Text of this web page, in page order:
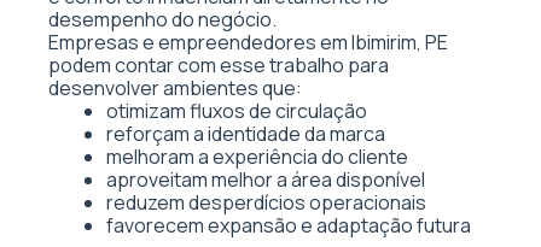
desempenho do negócio.
Empresas e empreendedores em Ibimirim, PE
podem contar com esse trabalho para
desenvolver ambientes que:
otimizam fluxos de circulação
reforçam a identidade da marca
melhoram a experiência do cliente
aproveitam melhor a área disponível
reduzem desperdícios operacionais
favorecem expansão e adaptação futura